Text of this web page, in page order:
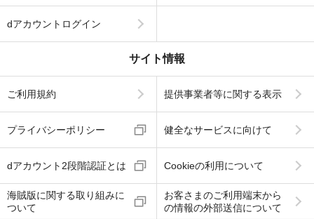
dアカウントログイン
サイト情報
ご利用規約 提供事業者等に関する表示
プライバシーポリシー 健全なサービスに向けて
dアカウント2段階認証とは Cookieの利用について
海賊版に関する取り組みに
ついて
お客さまのご利用端末から
の情報の外部送信について